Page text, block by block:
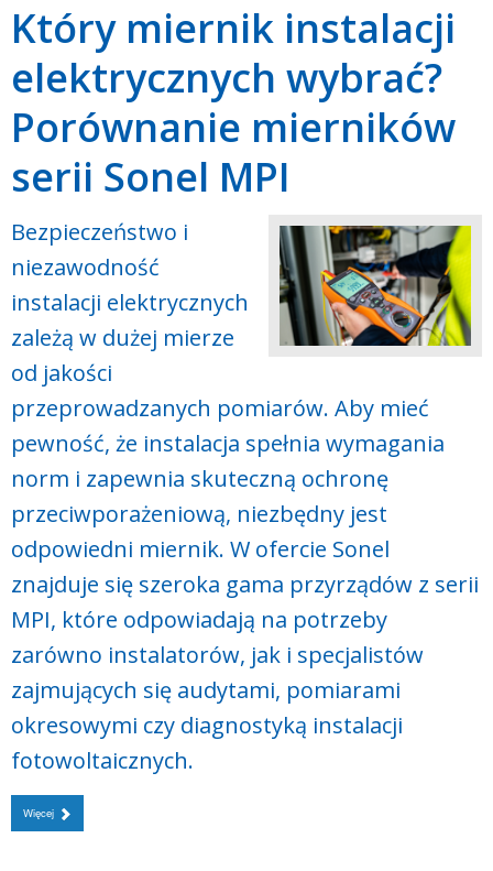
Który miernik instalacji
elektrycznych wybrać?
Porównanie mierników
serii Sonel MPI
Bezpieczeństwo i
niezawodność
instalacji elektrycznych
zależą w dużej mierze
od jakości
przeprowadzanych pomiarów. Aby mieć
pewność, że instalacja spełnia wymagania
norm i zapewnia skuteczną ochronę
przeciwporażeniową, niezbędny jest
odpowiedni miernik. W ofercie Sonel
znajduje się szeroka gama przyrządów z serii
MPI, które odpowiadają na potrzeby
zarówno instalatorów, jak i specjalistów
zajmujących się audytami, pomiarami
okresowymi czy diagnostyką instalacji
fotowoltaicznych.
Więcej